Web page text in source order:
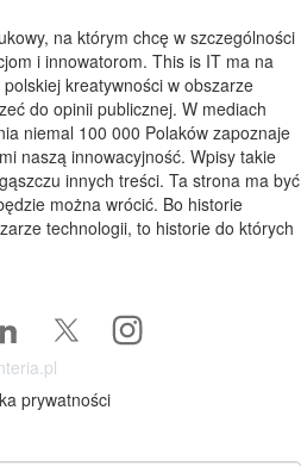
na którym chcę w szczególności
i innowatorom. This is IT ma na
kreatywności w obszarze
do opinii publicznej. W mediach
niemal 100 000 Polaków zapoznaje
naszą innowacyjność. Wpisy takie
innych treści. Ta strona ma być
można wrócić. Bo historie
technologii, to historie do których
prywatności